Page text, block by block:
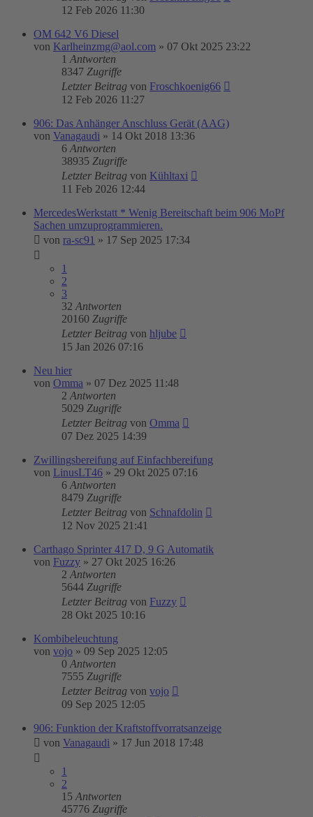
12 Feb 2026 11:30
OM 642 V6 Diesel
von Karlheinzmg@aol.com » 07 Okt 2025 23:22
1 Antworten
8347 Zugriffe
Letzter Beitrag von Froschkoenig66
12 Feb 2026 11:27
906: Das Anhänger Anschluss Gerät (AAG)
von Vanagaudi » 14 Okt 2018 13:36
6 Antworten
38935 Zugriffe
Letzter Beitrag von Kühltaxi
11 Feb 2026 12:44
MercedesWerkstatt * Wenig Bereitschaft beim 906 MoPf
Sachen umzuprogrammieren.
von ra-sc91 » 17 Sep 2025 17:34
1
2
3
32 Antworten
20160 Zugriffe
Letzter Beitrag von hljube
15 Jan 2026 07:16
Neu hier
von Omma » 07 Dez 2025 11:48
2 Antworten
5029 Zugriffe
Letzter Beitrag von Omma
07 Dez 2025 14:39
Zwillingsbereifung auf Einfachbereifung
von LinusLT46 » 29 Okt 2025 07:16
6 Antworten
8479 Zugriffe
Letzter Beitrag von Schnafdolin
12 Nov 2025 21:41
Carthago Sprinter 417 D, 9 G Automatik
von Fuzzy » 27 Okt 2025 16:26
2 Antworten
5644 Zugriffe
Letzter Beitrag von Fuzzy
28 Okt 2025 10:16
Kombibeleuchtung
von vojo » 09 Sep 2025 12:05
0 Antworten
7555 Zugriffe
Letzter Beitrag von vojo
09 Sep 2025 12:05
906: Funktion der Kraftstoffvorratsanzeige
von Vanagaudi » 17 Jun 2018 17:48
1
2
15 Antworten
45776 Zugriffe